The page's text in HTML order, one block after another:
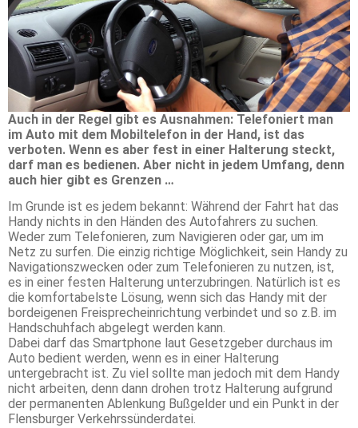
Auch in der Regel gibt es Ausnahmen: Telefoniert man
im Auto mit dem Mobiltelefon in der Hand, ist das
verboten. Wenn es aber fest in einer Halterung steckt,
darf man es bedienen. Aber nicht in jedem Umfang, denn
auch hier gibt es Grenzen …
Im Grunde ist es jedem bekannt: Während der Fahrt hat das
Handy nichts in den Händen des Autofahrers zu suchen.
Weder zum Telefonieren, zum Navigieren oder gar, um im
Netz zu surfen. Die einzig richtige Möglichkeit, sein Handy zu
Navigationszwecken oder zum Telefonieren zu nutzen, ist,
es in einer festen Halterung unterzubringen. Natürlich ist es
die komfortabelste Lösung, wenn sich das Handy mit der
bordeigenen Freisprecheinrichtung verbindet und so z.B. im
Handschuhfach abgelegt werden kann.
Dabei darf das Smartphone laut Gesetzgeber durchaus im
Auto bedient werden, wenn es in einer Halterung
untergebracht ist. Zu viel sollte man jedoch mit dem Handy
nicht arbeiten, denn dann drohen trotz Halterung aufgrund
der permanenten Ablenkung Bußgelder und ein Punkt in der
Flensburger Verkehrssünderdatei.